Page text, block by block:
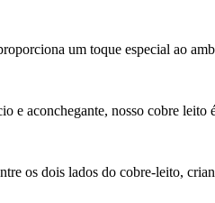
um toque especial ao
e aconchegante, nosso cobre
os dois lados do cobre-leito,